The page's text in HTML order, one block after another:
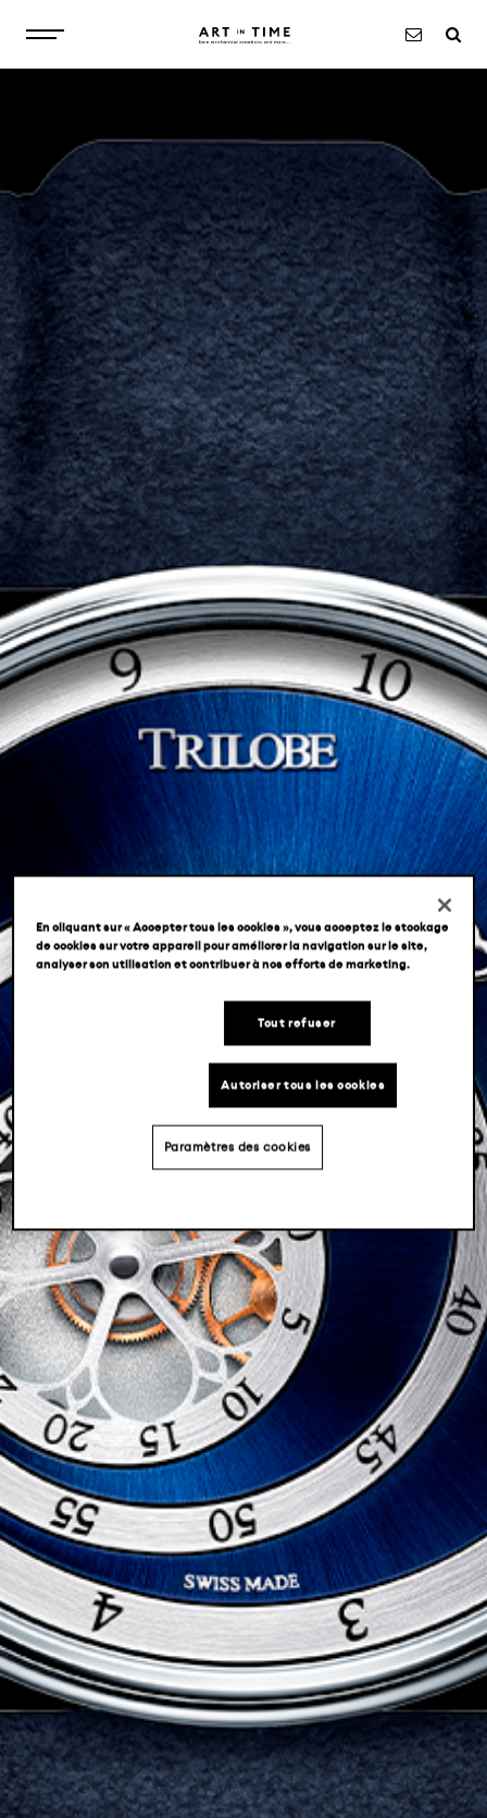
À PROPOS
MONTRES
OBJETS
EXCLUSIVITÉS
ACTUALITÉS
CONTACT
NOS ADRESSES
FR EN JA
En cliquant sur « Accepter tous les cookies », vous acceptez le stockage
de cookies sur votre appareil pour améliorer la navigation sur le site,
analyser son utilisation et contribuer à nos efforts de marketing.
Tout refuser
Autoriser tous les cookies
Paramètres des cookies